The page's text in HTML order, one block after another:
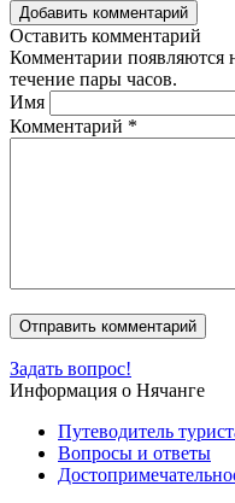
Добавить комментарий
Оставить комментарий
Комментарии появляются
течение пары часов.
Имя
Комментарий *
Задать вопрос!
Информация о Нячанге
Путеводитель
Вопросы и ответы